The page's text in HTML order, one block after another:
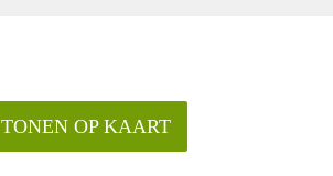
TONEN OP KAART